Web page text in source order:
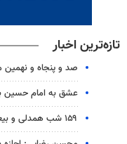
تازه‌ترین اخبار
صد و پنجاه و نهمین
عشق به امام
۱۵۹ شب همدلی و بیعت؛ تداوم حضور مردم تبریز در اجتماع شبانه